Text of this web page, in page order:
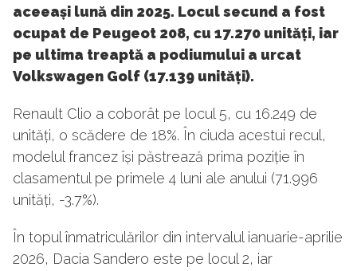
aceeași lună din 2025. Locul secund a fost
ocupat de Peugeot 208, cu 17.270 unități, iar
pe ultima treaptă a podiumului a urcat
Volkswagen Golf (17.139 unități).
Renault Clio a coborât pe locul 5, cu 16.249 de
unități, o scădere de 18%. În ciuda acestui recul,
modelul francez își păstrează prima poziție în
clasamentul pe primele 4 luni ale anului (71.996
unități, -3.7%).
În topul înmatriculărilor din intervalul ianuarie-aprilie
2026, Dacia Sandero este pe locul 2, iar